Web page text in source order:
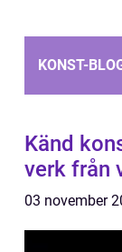
KONST-
Känd
verk från
03 november